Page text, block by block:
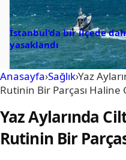
İstanbul’da bir ilçede
yasaklandı
Anasayfa›Sağlık›Yaz
Rutinin Bir Parçası Haline
Yaz Aylarında
Rutinin Bir